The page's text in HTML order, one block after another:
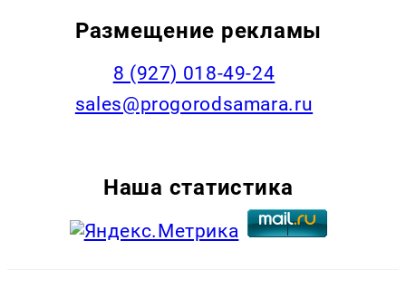
Размещение рекламы
8 (927) 018-49-24
sales@progorodsamara.ru
Наша статистика